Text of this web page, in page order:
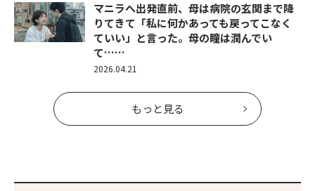
マニラへ出発直前、母は病院の玄関まで降
りてきて「私に何かあっても戻ってこなく
ていい」と言った。母の瞳は潤んでい
て……
2026.04.21
もっと見る